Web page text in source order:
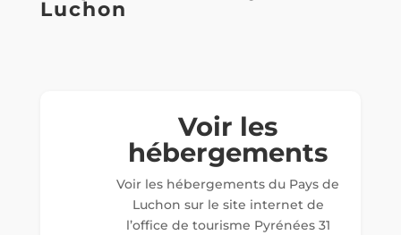
Luchon
Voir les
hébergements
Voir les hébergements du Pays de
Luchon sur le site internet de
l’office de tourisme Pyrénées 31